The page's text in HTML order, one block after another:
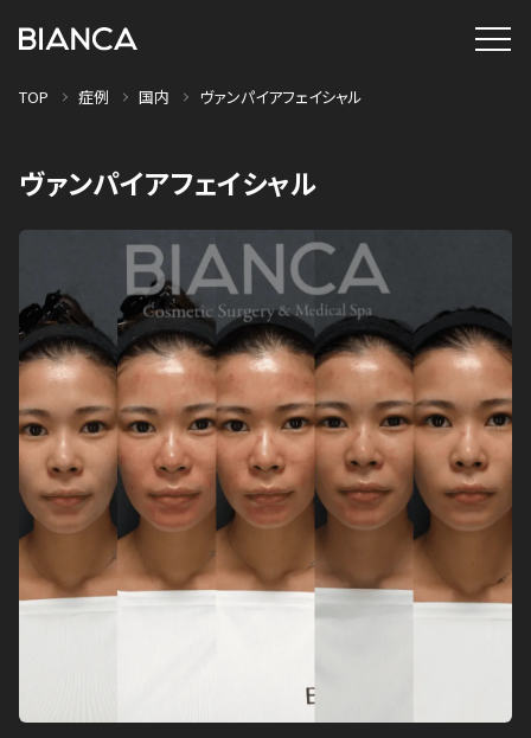
TOP 症例 国内 ヴァンパイアフェイシャル
ヴァンパイアフェイシャル